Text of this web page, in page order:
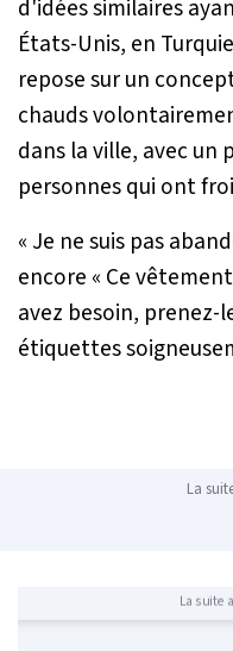
d'idées similaires
États-Unis, en
repose sur un
chauds
dans la ville, avec
personnes qui ont
« Je ne suis pas
encore « Ce
avez besoin, prenez-
étiquettes
La
La suite